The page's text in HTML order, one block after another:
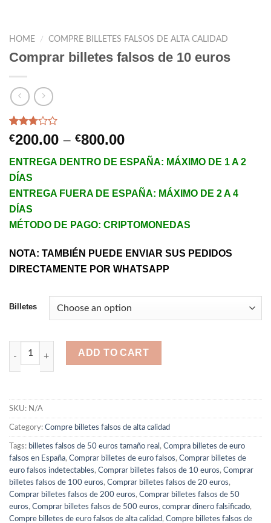
HOME / COMPRE BILLETES FALSOS DE ALTA CALIDAD
Comprar billetes falsos de 10 euros
Rated
2.69
5
based
on
708
customer
ratings
€200.00 – €800.00Price
range:
€200.00
through
€800.00
ENTREGA DENTRO DE ESPAÑA: MÁXIMO DE 1 A 2
DÍAS
ENTREGA FUERA DE ESPAÑA: MÁXIMO DE 2 A 4
DÍAS
MÉTODO DE PAGO: CRIPTOMONEDAS
NOTA: TAMBIÉN PUEDE ENVIAR SUS PEDIDOS
DIRECTAMENTE POR WHATSAPP
Billetes
Comprar billetes falsos de 10 euros quantity
ADD TO CART
SKU: N/A
Category: Compre billetes falsos de alta calidad
Tags: billetes falsos de 50 euros tamaño real , Compra billetes de euro
falsos en España, Comprar billetes de euro falsos, Comprar billetes de
euro falsos indetectables, Comprar billetes falsos de 10 euros, Comprar
billetes falsos de 100 euros, Comprar billetes falsos de 20 euros,
Comprar billetes falsos de 200 euros, Comprar billetes falsos de 50
euros, Comprar billetes falsos de 500 euros, comprar dinero falsificado,
Compre billetes de euro falsos de alta calidad, Compre billetes falsos de